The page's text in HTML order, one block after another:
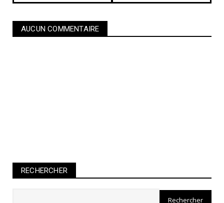
AUCUN COMMENTAIRE
RECHERCHER